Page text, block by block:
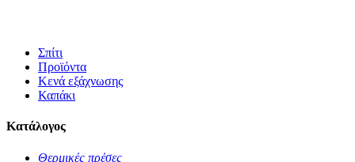
Σπίτι
Προϊόντα
Κενά εξάχνωσης
Καπάκι
Κατάλογος
Θερμικές πρέσες